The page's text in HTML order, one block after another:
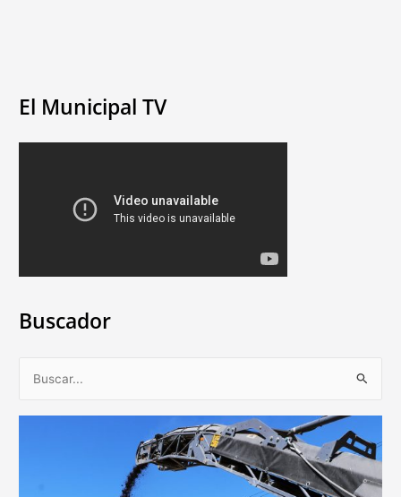
El Municipal TV
Buscador